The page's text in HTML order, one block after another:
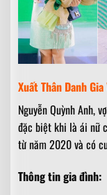
Xuất Thân Danh
Nguyễn Quỳnh Anh,
đặc biệt khi là ái nữ
từ năm 2020 và có
Thông tin gia đình: